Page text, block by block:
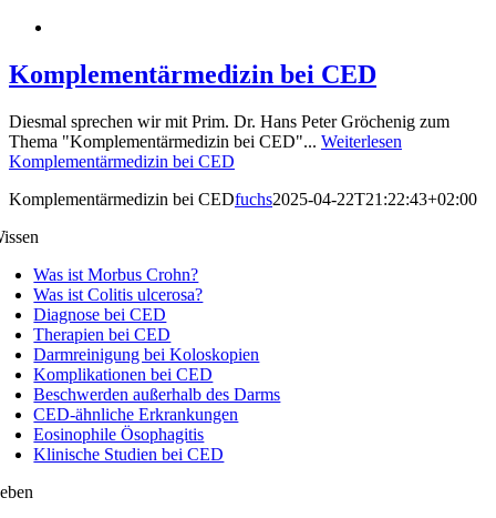
Komplementärmedizin bei CED
Diesmal sprechen wir mit Prim. Dr. Hans Peter Gröchenig zum
Thema "Komplementärmedizin bei CED"... Weiterlesen
Komplementärmedizin bei CED
Komplementärmedizin bei CEDfuchs2025-04-22T21:22:43+02:00
Was ist Morbus Crohn?
Was ist Colitis ulcerosa?
Diagnose bei CED
Therapien bei CED
Darmreinigung bei Koloskopien
Komplikationen bei CED
Beschwerden außerhalb des Darms
CED-ähnliche Erkrankungen
Eosinophile Ösophagitis
Klinische Studien bei CED